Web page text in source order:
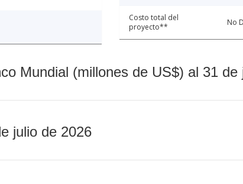
Costo total del
proyecto**
No
Mundial (millones de US$) al 31 de
julio de 2026